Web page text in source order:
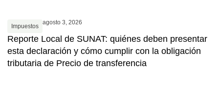
Impuestos
agosto 3, 2026
Reporte Local de SUNAT: quiénes deben presentar
esta declaración y cómo cumplir con la obligación
tributaria de Precio de transferencia